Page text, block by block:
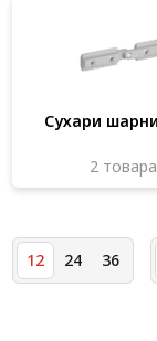
Радиаторный
Лист
Услуги
Сухари
2 товара
12 24 36